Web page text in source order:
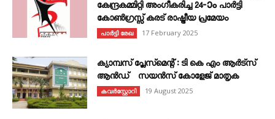
കേന്ദ്രകമ്മിറ്റി അംഗീകരിച്ച 24‐ാം പാർട്ടി
കോൺഗ്രസ്സ് കരട് രാഷ്ട്രീയ പ്രമേയം
പാർട്ടി രേഖ 17 February 2025
ക്യാമ്പസ് പ്ലേസ്മെന്റ് : ടി കെ എം ആർട്സ്
ആൻഡ് സയൻസ് കോളേജ് മാതൃക
കവര്‍സ്റ്റോറി 19 August 2025